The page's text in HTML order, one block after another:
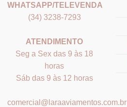
WHATSAPP/TELEVENDA
(34) 3238-7293
ATENDIMENTO
Seg a Sex das 9 às 18
horas
Sáb das 9 às 12 horas
comercial@laraaviamentos.com.br